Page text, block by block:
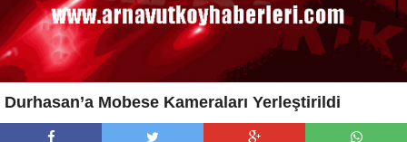
Durhasan’a Mobese Kameraları Yerleştirildi